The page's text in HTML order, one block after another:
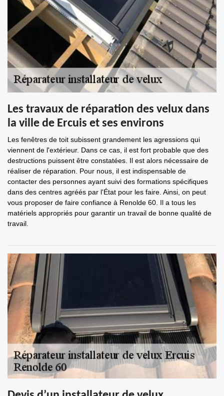
Les travaux de réparation des velux dans
la ville de Ercuis et ses environs
Les fenêtres de toit subissent grandement les agressions qui
viennent de l'extérieur. Dans ce cas, il est fort probable que des
destructions puissent être constatées. Il est alors nécessaire de
réaliser de réparation. Pour nous, il est indispensable de
contacter des personnes ayant suivi des formations spécifiques
dans des centres agréés par l'État pour les faire. Ainsi, on peut
vous proposer de faire confiance à Renolde 60. Il a tous les
matériels appropriés pour garantir un travail de bonne qualité de
travail.